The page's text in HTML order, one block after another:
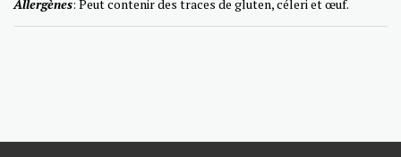
Allergènes: Peut contenir des traces de gluten,céleri et œuf.